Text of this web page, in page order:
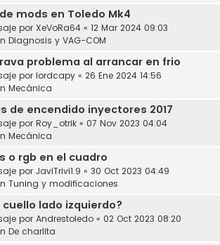
mods en Toledo Mk4
por XeVoRa64 « 12 Mar 2024 09:03
Diagnosis y VAG-COM
problema al arrancar en frio
por lordcapy « 26 Ene 2024 14:56
Mecánica
de encendido inyectores 2017
por Roy_otrik « 07 Nov 2023 04:04
Mecánica
o rgb en el cuadro
por JaviTrivi1.9 « 30 Oct 2023 04:49
Tuning y modificaciones
cuello lado izquierdo?
por Andrestoledo « 02 Oct 2023 08:20
De charlita